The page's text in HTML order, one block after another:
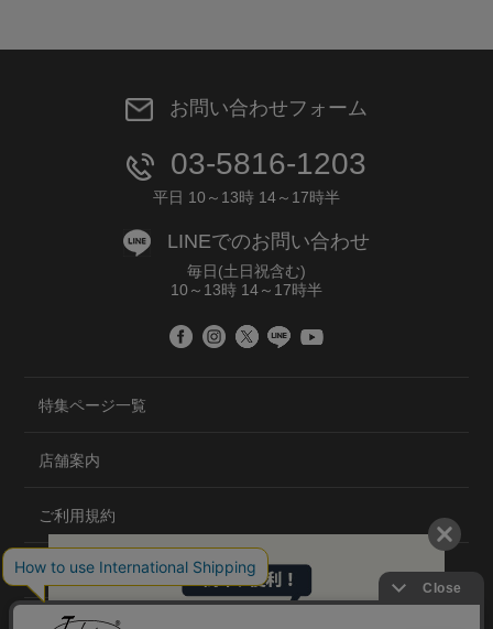
お問い合わせフォーム
03-5816-1203
平日 10～13時 14～17時半
LINEでのお問い合わせ
毎日(土日祝含む)
10～13時 14～17時半
特集ページ一覧
店舗案内
ご利用規約
プライバシーポリシー